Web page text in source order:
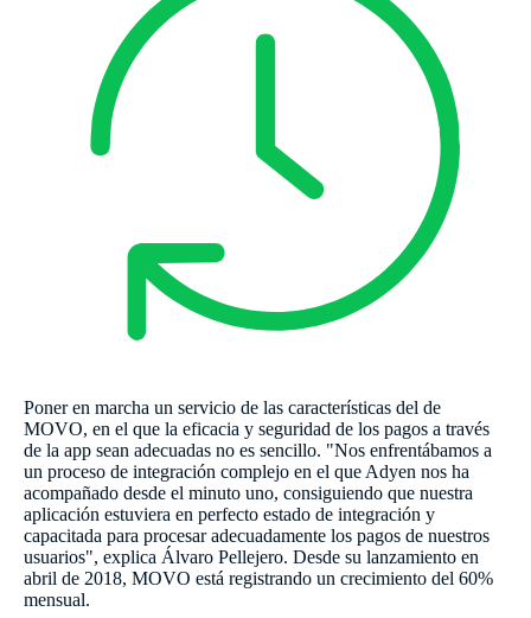
Poner en marcha un servicio de las características del de
MOVO, en el que la eficacia y seguridad de los pagos a través
de la app sean adecuadas no es sencillo. "Nos enfrentábamos a
un proceso de integración complejo en el que Adyen nos ha
acompañado desde el minuto uno, consiguiendo que nuestra
aplicación estuviera en perfecto estado de integración y
capacitada para procesar adecuadamente los pagos de nuestros
usuarios", explica Álvaro Pellejero. Desde su lanzamiento en
abril de 2018, MOVO está registrando un crecimiento del 60%
mensual.